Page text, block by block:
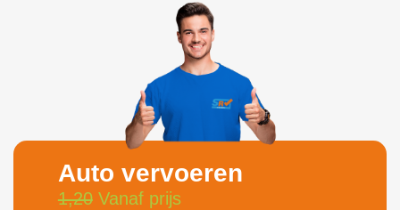
Auto vervoeren
1,20Vanaf prijs